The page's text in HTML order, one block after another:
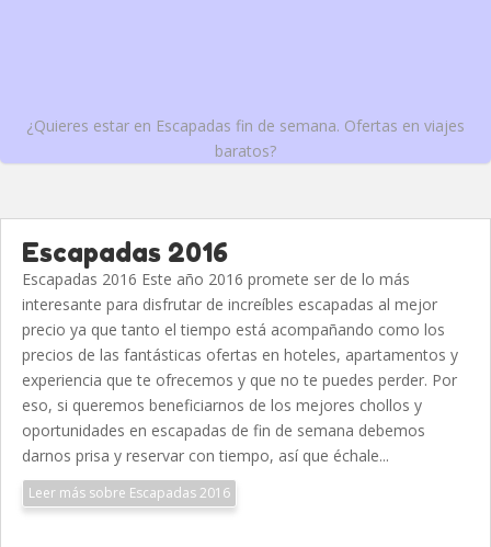
¿Quieres estar en Escapadas fin de semana. Ofertas en viajes
baratos?
Escapadas 2016
Escapadas 2016 Este año 2016 promete ser de lo más
interesante para disfrutar de increíbles escapadas al mejor
precio ya que tanto el tiempo está acompañando como los
precios de las fantásticas ofertas en hoteles, apartamentos y
experiencia que te ofrecemos y que no te puedes perder. Por
eso, si queremos beneficiarnos de los mejores chollos y
oportunidades en escapadas de fin de semana debemos
darnos prisa y reservar con tiempo, así que échale...
Leer más sobre Escapadas 2016